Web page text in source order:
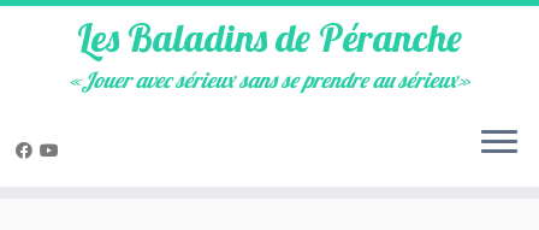
Les Baladins de Péranche
«Jouer avec sérieux sans se prendre au sérieux»